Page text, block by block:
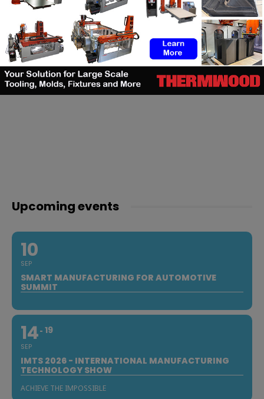
Upcoming events
10
SEP
SMART MANUFACTURING FOR AUTOMOTIVE
SUMMIT
14
SEP
19
IMTS 2026 - INTERNATIONAL MANUFACTURING
TECHNOLOGY SHOW
ACHIEVE THE IMPOSSIBLE